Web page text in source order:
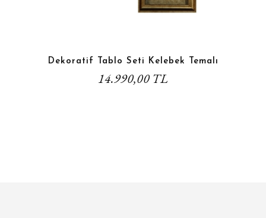
Dekoratif Tablo Seti Kelebek Temalı
14.990,00 TL